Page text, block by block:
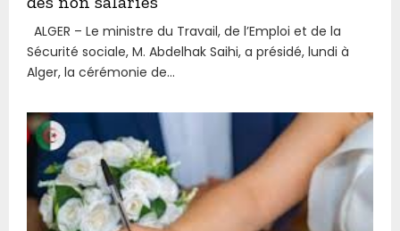
ALGER – Le ministre du Travail, de l’Emploi et de la
Sécurité sociale, M. Abdelhak Saihi, a présidé, lundi à
Alger, la cérémonie de...